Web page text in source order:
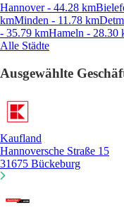
Hannover - 44.28 km
kmMinden - 11.78 km
- 35.79 kmHameln - 28.30
Alle Städte
Ausgewählte
Kaufland
Hannoversche Straße 15
31675 Bückeburg